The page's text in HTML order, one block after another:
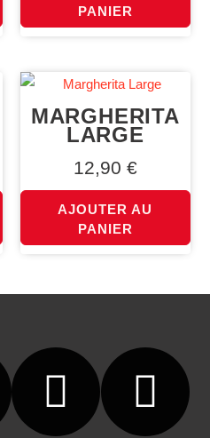
PANIER
MARGHERITA
LARGE
12,90 €
AJOUTER AU
PANIER